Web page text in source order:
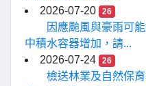
2026-07-20
26
因應颱風與豪雨可
中積水容器增加，請...
2026-07-24
26
檢送林業及自然保